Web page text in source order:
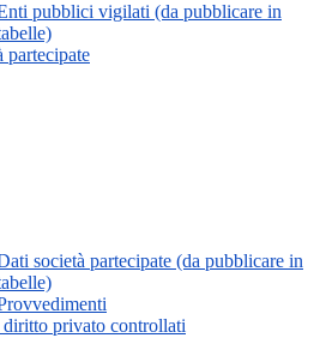
pubblici vigilati (da pubblicare in
partecipate
società partecipate (da pubblicare in
privato controllati